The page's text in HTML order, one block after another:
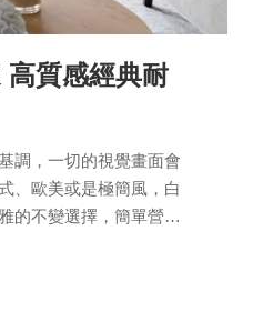
高質感經典耐
調，一切的視覺畫面會
、歐美或是極簡風，白
的不變選擇，簡單營造
多功能的色系，它與任